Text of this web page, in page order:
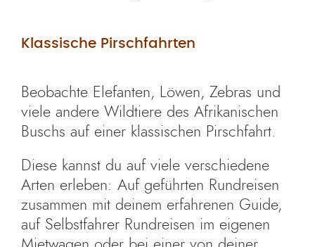
Klassische Pirschfahrten
Beobachte Elefanten, Löwen, Zebras und
viele andere Wildtiere des Afrikanischen
Buschs auf einer klassischen Pirschfahrt.
Diese kannst du auf viele verschiedene
Arten erleben: Auf geführten Rundreisen
zusammen mit deinem erfahrenen Guide,
auf Selbstfahrer Rundreisen im eigenen